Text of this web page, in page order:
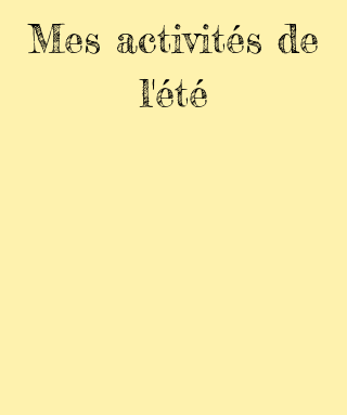
Mes activités de
l'été